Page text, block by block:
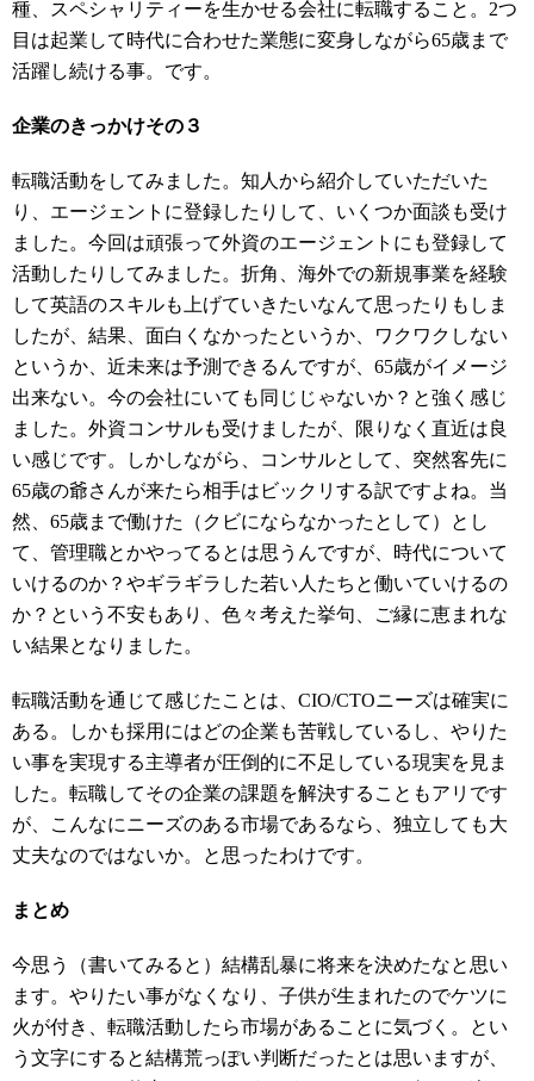
種、スペシャリティーを生かせる会社に転職すること。 2つ
目は起業して時代に合わせた業態に変身しながら65歳まで
活躍し続ける事。です。
企業のきっかけその３
転職活動をしてみました。知人から紹介していただいた
り、エージェントに登録したりして、いくつか面談も受け
ました。今回は頑張って外資のエージェントにも登録して
活動したりしてみました。折角、海外での新規事業を経験
して英語のスキルも上げていきたいなんて思ったりもしま
したが、結果、面白くなかったというか、ワクワクしない
というか、近未来は予測できるんですが、 65歳がイメージ
出来ない。今の会社にいても同じじゃないか？と強く感じ
ました。外資コンサルも受けましたが、限りなく直近は良
い感じです。しかしながら、コンサルとして、突然客先に
65歳の爺さんが来たら相手はビックリする訳ですよね。当
然、 65歳まで働けた（クビにならなかったとして）とし
て、管理職とかやってるとは思うんですが、時代について
いけるのか？やギラギラした若い人たちと働いていけるの
か？という不安もあり、色々考えた挙句、ご縁に恵まれな
い結果となりました。
転職活動を通じて感じたことは、 CIO/CTOニーズは確実に
ある。しかも採用にはどの企業も苦戦しているし、やりた
い事を実現する主導者が圧倒的に不足している現実を見ま
した。転職してその企業の課題を解決することもアリです
が、こんなにニーズのある市場であるなら、独立しても大
丈夫なのではないか。と思ったわけです。
まとめ
今思う（書いてみると）結構乱暴に将来を決めたなと思い
ます。やりたい事がなくなり、子供が生まれたのでケツに
火が付き、転職活動したら市場があることに気づく。とい
う文字にすると結構荒っぽい判断だったとは思いますが、